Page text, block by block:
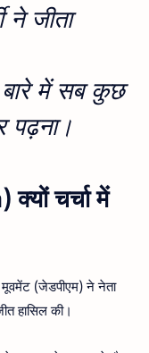
ने जीता
में सब कुछ
पढ़ना।
चर्चा में
मूवमेंट (जेडपीएम) ने नेता
हासिल की।